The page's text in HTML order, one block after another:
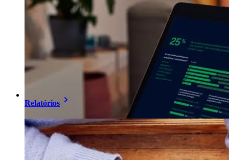
Relatórios